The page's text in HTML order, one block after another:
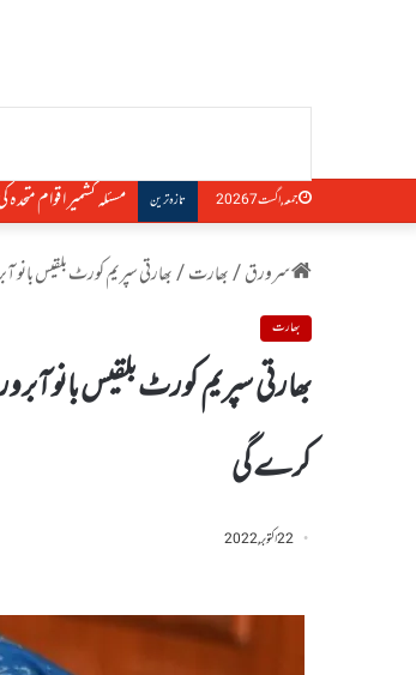
جمعہ, اگست 7 2026 تازہ ترین مقبوضہ کشمیر میں
سرورق/بھارت/بھارتی سپریم کورٹ بلقیس بانو
بھارت
کرے گی
22 اکتوبر, 2022